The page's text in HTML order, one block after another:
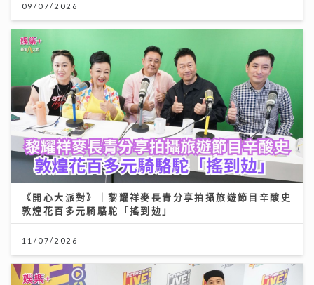
09/07/2026
《開心大派對》｜黎耀祥麥長青分享拍攝旅遊節目辛酸史
敦煌花百多元騎駱駝「搖到攰」
11/07/2026